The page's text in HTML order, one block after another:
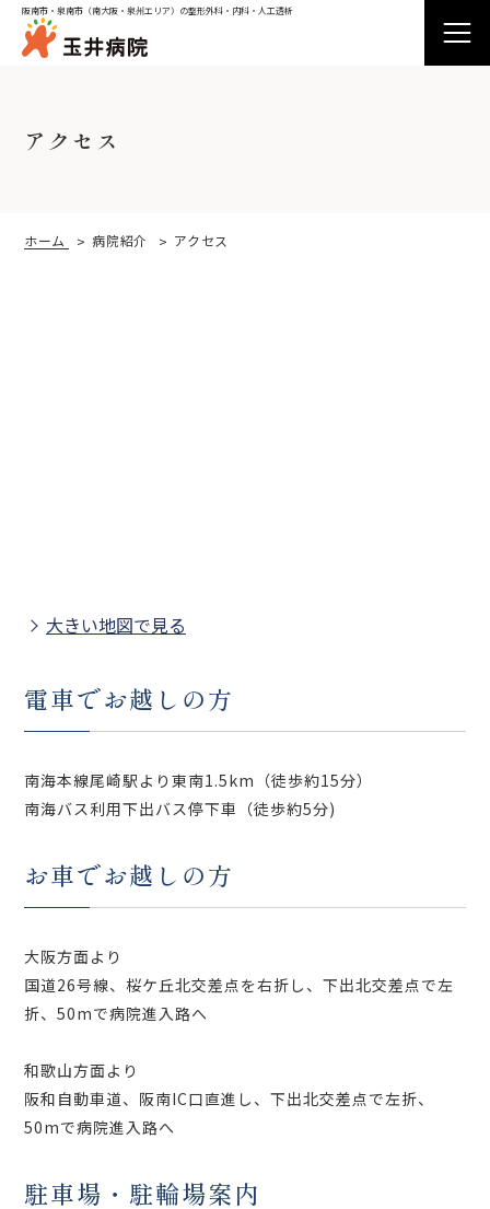
阪南市・泉南市（南大阪・泉州エリア）の整形外科・内科・人工透析
入院
アクセス
ホーム 病院紹介 アクセス
大きい地図で見る
電車でお越しの方
南海本線尾崎駅より東南1.5km（徒歩約15分）
南海バス利用下出バス停下車（徒歩約5分)
お車でお越しの方
大阪方面より
国道26号線、桜ケ丘北交差点を右折し、下出北交差点で左
折、50mで病院進入路へ
和歌山方面より
阪和自動車道、阪南IC口直進し、下出北交差点で左折、
50mで病院進入路へ
駐車場・駐輪場案内